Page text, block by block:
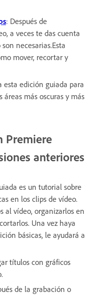
: Después de
a veces te das cuenta
necesarias.Esta
mover, recortar y
esta edición guiada para
más oscuras y más
Premiere
anteriores
es un tutorial sobre
en los clips de vídeo.
al vídeo, organizarlos en
Una vez haya
básicas, le ayudará a
títulos con gráficos
de la grabación o